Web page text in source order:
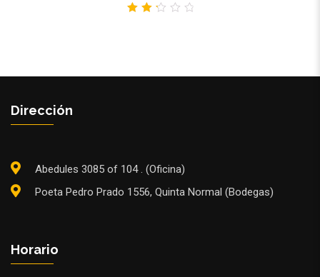
Dirección
Abedules 3085 of 104 . (Oficina)
Poeta Pedro Prado 1556, Quinta Normal (Bodegas)
Horario